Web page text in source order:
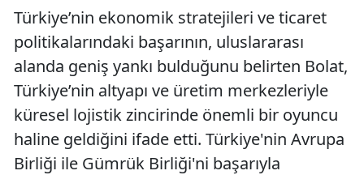
Türkiye’nin ekonomik stratejileri ve ticaret
politikalarındaki başarının, uluslararası
alanda geniş yankı bulduğunu belirten Bolat,
Türkiye’nin altyapı ve üretim merkezleriyle
küresel lojistik zincirinde önemli bir oyuncu
haline geldiğini ifade etti. Türkiye'nin Avrupa
Birliği ile Gümrük Birliği'ni başarıyla